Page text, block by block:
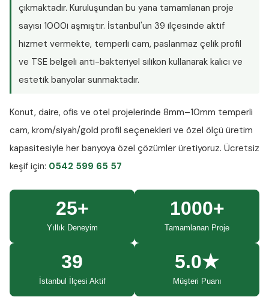
çıkmaktadır. Kuruluşundan bu yana tamamlanan proje
sayısı 1000i aşmıştır. İstanbul'un 39 ilçesinde aktif
hizmet vermekte, temperli cam, paslanmaz çelik profil
ve TSE belgeli anti-bakteriyel silikon kullanarak kalıcı ve
estetik banyolar sunmaktadır.
Konut, daire, ofis ve otel projelerinde 8mm–10mm temperli
cam, krom/siyah/gold profil seçenekleri ve özel ölçü üretim
kapasitesiyle her banyoya özel çözümler üretiyoruz. Ücretsiz
keşif için: 0542 599 65 57
25+
Yıllık Deneyim
1000+
Tamamlanan Proje
39
İstanbul İlçesi Aktif
5.0★
Müşteri Puanı